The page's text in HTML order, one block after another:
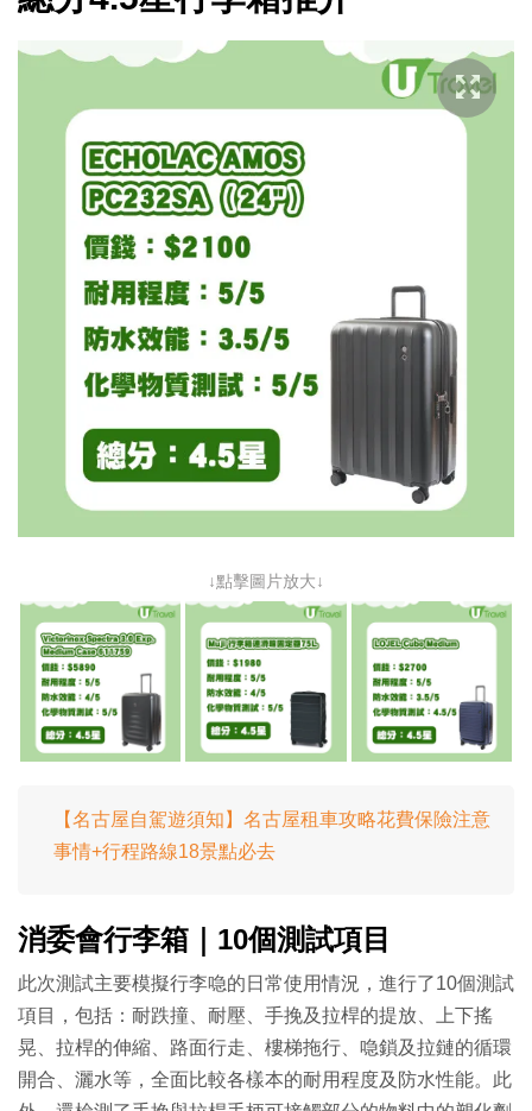
↓點擊圖片放大↓
【名古屋自駕遊須知】名古屋租車攻略花費保險注意
事情+行程路線18景點必去
消委會行李箱｜10個測試項目
此次測試主要模擬行李喼的日常使用情況，進行了10個測試
項目，包括：耐跌撞、耐壓、手挽及拉桿的提放、上下搖
晃、拉桿的伸縮、路面行走、樓梯拖行、喼鎖及拉鏈的循環
開合、灑水等，全面比較各樣本的耐用程度及防水性能。此